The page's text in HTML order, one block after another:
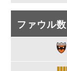
ファウル数